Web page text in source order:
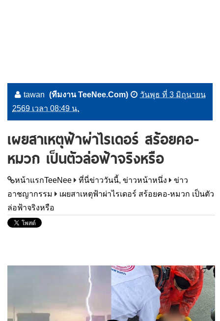
tawan (ทีมงาน TeeNee.Com)
วันพุธ ที่ 3 มิถุนายน
2569 เวลา 08:49 น.
เผยสาเหตุฟ้าผ่าไรเดอร์ สร้อยคอ-
หมวก เป็นตัวล่อฟ้าจริงหรือ
หน้าแรกTeeNee ที่นี่ข่าววันนี้, ข่าวหน้าหนึ่ง
ข่าว
อาชญากรรม
เผยสาเหตุฟ้าผ่าไรเดอร์ สร้อยคอ-หมวก เป็นตัว
ล่อฟ้าจริงหรือ